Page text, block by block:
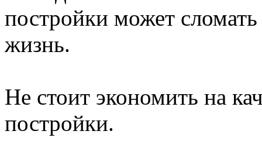
постройки может
жизнь.
Не стоит экономить на
постройки.